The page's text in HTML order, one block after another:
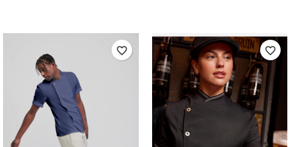
favorite_border favorite_border